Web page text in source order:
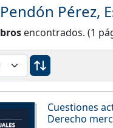
Pérez,
encontrados. (1
Cuestiones
Derecho